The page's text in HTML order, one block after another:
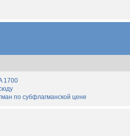
1700
по субфлагманской цене